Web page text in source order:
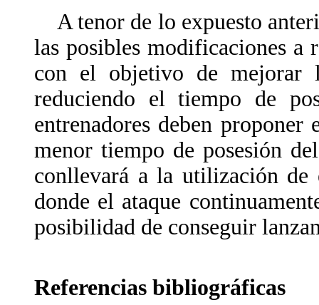
A tenor de lo expuesto
las posibles modificaciones a
con el objetivo de mejorar
reduciendo el tiempo de
entrenadores deben proponer
menor tiempo de posesión
conllevará a la utilización de
donde el ataque
posibilidad de conseguir
Referencias bibliográficas